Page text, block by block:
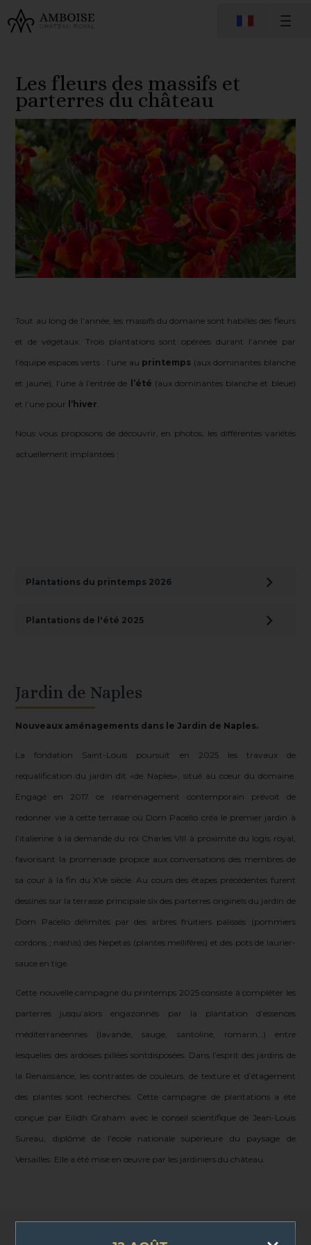
Les fleurs des massifs et
parterres du château
Tout au long de l’année, les massifs du domaine sont habillés des fleurs
et de végétaux. Trois plantations sont opérées durant l’année par
l’équipe espaces verts : l’une au printemps (aux dominantes blanche
et jaune), l’une à l’entrée de
l’été (aux dominantes blanche et bleue)
et l’une pour l’hiver
Nous vous proposons de découvrir, en photos, les différentes variétés
actuellement implantées :
Plantations du printemps 2026
Cinéraire maritime Silver Dust
Plantations de l'été 2025
Géranium
Jardin de Naples
Nouveaux aménagements dans le Jardin de Naples.
La fondation Saint-Louis poursuit en 2025 les travaux de
requalification du jardin dit «de Naples», situé au cœur du domaine.
Engagé en 2017 ce réaménagement contemporain prévoit de
redonner vie à cette terrasse où Dom Pacello créa le premier jardin à
l’italienne à la demande du roi Charles VIII à proximité du logis royal,
favorisant la promenade propice aux conversations des membres de
sa cour à la fin du XVe siècle. Au cours des étapes précédentes furent
dessinés sur la terrasse principale six des parterres originels du jardin de
Dom Pacello délimités par des arbres fruitiers palissés (pommiers
cordons ; nashis) des Nepetas (plantes mellifères) et des pots de laurier-
sauce en tige.
Cette nouvelle campagne du printemps 2025 consiste à compléter les
parterres jusqu’alors engazonnés par la plantation d’essences
méditerranéennes (lavande, sauge, santoline, romarin…) entre
lesquelles des ardoises pillées sontdisposées. Dans l’esprit des jardins de
la Renaissance, les contrastes de couleurs, de texture et d’étagement
des plantes sont recherchés. Cette campagne de plantations a été
conçue par Eilidh Graham avec le conseil scientifique de Jean-Louis
Sureau, diplômé de l’école nationale supérieure du paysage de
Versailles. Elle a été mise en œuvre par les jardiniers du château.
Plan de plantations du Jardin de Naples